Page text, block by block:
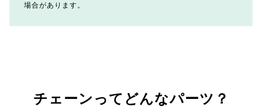
場合があります。
チェーンってどんなパーツ？